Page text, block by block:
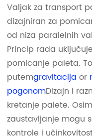
Valjak za transport
dizajniran za
od niza paralelnih
Princip rada
pomicanje paleta.
putemgravitacija or
pogonomDizajn i
kretanje palete.
zaustavljanje mogu
kontrole i